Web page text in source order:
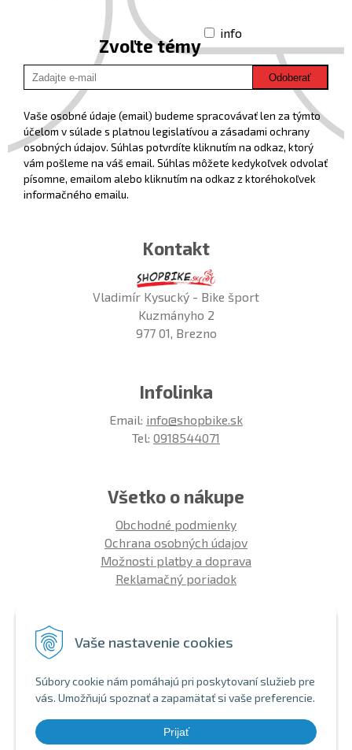
Vaše nastavenie cookies
Súbory cookie nám pomáhajú pri poskytovaní služieb pre
vás. Umožňujú spoznať a zapamätať si vaše preferencie.
Prijať
Zvoľte témy
info
Odoberať
Vaše osobné údaje (email) budeme spracovávať len za týmto
účelom v súlade s platnou legislatívou a zásadami ochrany
osobných údajov. Súhlas potvrdíte kliknutím na odkaz, ktorý
vám pošleme na váš email. Súhlas môžete kedykoľvek odvolať
písomne, emailom alebo kliknutím na odkaz z ktoréhokoľvek
informačného emailu.
Kontakt
Vladimír Kysucký - Bike šport
Kuzmányho 2
977 01, Brezno
Infolinka
Email: info@shopbike.sk
Tel: 0918544071
Všetko o nákupe
Obchodné podmienky
Ochrana osobných údajov
Možnosti platby a doprava
Reklamačný poriadok
Aký bicykel kúpiť 26' | 27,5' | 29'
Nákup na splátky
Bezhotovostná platba